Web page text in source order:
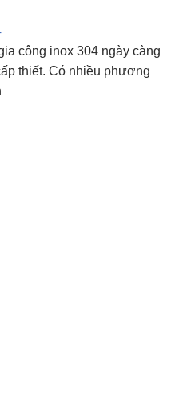
công inox 304 ngày càng
thiết. Có nhiều phương